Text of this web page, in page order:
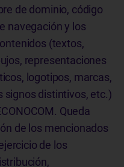
de dominio, código
navegación y los
(textos,
representaciones
logotipos, marcas,
signos distintivos, etc.)
Queda
de los mencionados
de los